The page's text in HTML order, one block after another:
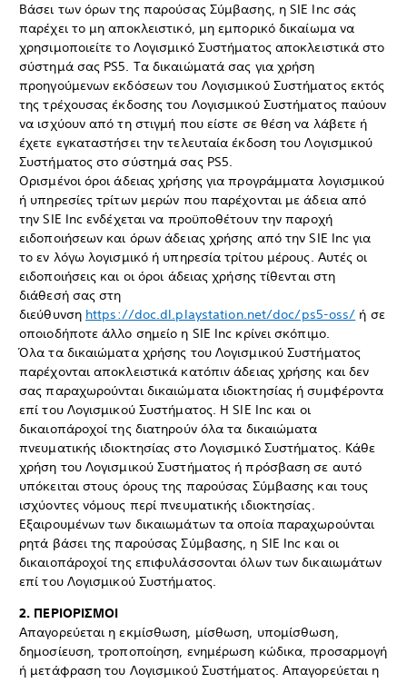
Βάσει των όρων της παρούσας Σύμβασης, η SIE Inc σάς
παρέχει το μη αποκλειστικό, μη εμπορικό δικαίωμα να
χρησιμοποιείτε το Λογισμικό Συστήματος αποκλειστικά στο
σύστημά σας PS5. Τα δικαιώματά σας για χρήση
προηγούμενων εκδόσεων του Λογισμικού Συστήματος εκτός
της τρέχουσας έκδοσης του Λογισμικού Συστήματος παύουν
να ισχύουν από τη στιγμή που είστε σε θέση να λάβετε ή
έχετε εγκαταστήσει την τελευταία έκδοση του Λογισμικού
Συστήματος στο σύστημά σας PS5.
Ορισμένοι όροι άδειας χρήσης για προγράμματα λογισμικού
ή υπηρεσίες τρίτων μερών που παρέχονται με άδεια από
την SIE Inc ενδέχεται να προϋποθέτουν την παροχή
ειδοποιήσεων και όρων άδειας χρήσης από την SIE Inc για
το εν λόγω λογισμικό ή υπηρεσία τρίτου μέρους. Αυτές οι
ειδοποιήσεις και οι όροι άδειας χρήσης τίθενται στη
διάθεσή σας στη
διεύθυνση https://doc.dl.playstation.net/doc/ps5-oss/ ή σε
οποιοδήποτε άλλο σημείο η SIE Inc κρίνει σκόπιμο.
Όλα τα δικαιώματα χρήσης του Λογισμικού Συστήματος
παρέχονται αποκλειστικά κατόπιν άδειας χρήσης και δεν
σας παραχωρούνται δικαιώματα ιδιοκτησίας ή συμφέροντα
επί του Λογισμικού Συστήματος. Η SIE Inc και οι
δικαιοπάροχοί της διατηρούν όλα τα δικαιώματα
πνευματικής ιδιοκτησίας στο Λογισμικό Συστήματος. Κάθε
χρήση του Λογισμικού Συστήματος ή πρόσβαση σε αυτό
υπόκειται στους όρους της παρούσας Σύμβασης και τους
ισχύοντες νόμους περί πνευματικής ιδιοκτησίας.
Εξαιρουμένων των δικαιωμάτων τα οποία παραχωρούνται
ρητά βάσει της παρούσας Σύμβασης, η SIE Inc και οι
δικαιοπάροχοί της επιφυλάσσονται όλων των δικαιωμάτων
επί του Λογισμικού Συστήματος.
2. ΠΕΡΙΟΡΙΣΜΟΙ
Απαγορεύεται η εκμίσθωση, μίσθωση, υπομίσθωση,
δημοσίευση, τροποποίηση, ενημέρωση κώδικα, προσαρμογή
ή μετάφραση του Λογισμικού Συστήματος. Απαγορεύεται η